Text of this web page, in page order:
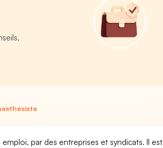
par des entreprises et syndicats. Il est